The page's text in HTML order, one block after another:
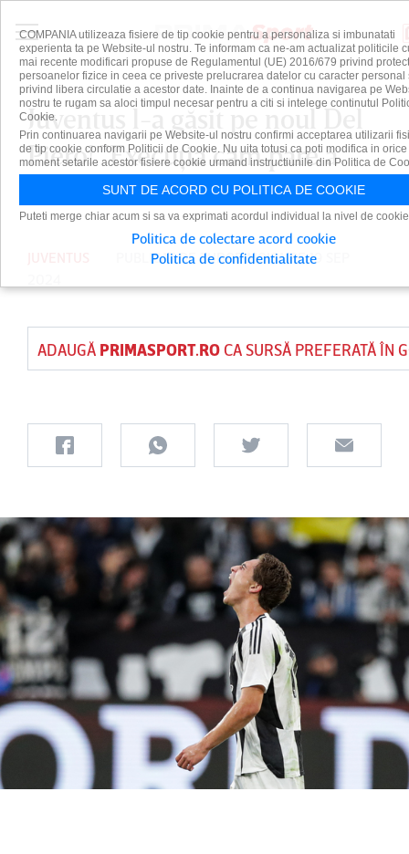
Juventus l-a găsit pe noul Del
Piero! "Execuţia cam pare a
lui" | VIDEO EXCLUSIV
PUBLICAT DETUDOR MOISAPE 19 SEP
ADAUGĂ PRIMASPORT.ROCA SURSĂ PREFERATĂ ÎN
COMPANIA utilizeaza fisiere de tip cookie pentru a personaliza si imbunatati
experienta ta pe Website-ul nostru. Te informam ca ne-am actualizat politicile
mai recente modificari propuse de Regulamentul (UE) 2016/679 privind
persoanelor fizice in ceea ce priveste prelucrarea datelor cu caracter personal
privind libera circulatie a acestor date. Inainte de a continua navigarea pe
nostru te rugam sa aloci timpul necesar pentru a citi si intelege continutul
Cookie.
Prin continuarea navigarii pe Website-ul nostru confirmi acceptarea utilizarii
de tip cookie conform Politicii de Cookie. Nu uita totusi ca poti modifica in orice
moment setarile acestor fisiere cookie urmand instructiunile din Politica de
SUNT DE ACORD CU POLITICA DE COOKIE
Puteti merge chiar acum si sa va exprimati acordul individual la nivel de
Politica de colectare acord cookie
Politica de confidentialitate